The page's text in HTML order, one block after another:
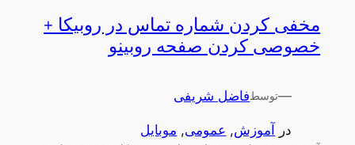
مخفی کردن شماره تماس در روبیکا +
خصوصی کردن صفحه روبینو
—توسطفاضل شریفی
در آموزش, عمومی, موبایل